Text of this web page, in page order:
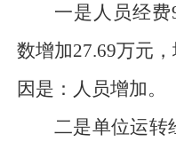
一是人员经费
数增加27.69万元 ，
因是： 人员增加。
二是单位运转